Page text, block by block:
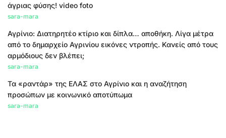
άγριας φύσης! video foto
sara-mara
Αγρίνιο: Διατηρητέο κτίριο και δίπλα… αποθήκη. Λίγα μέτρα
από το δημαρχείο Αγρινίου εικόνες ντροπής. Κανείς από τους
αρμόδιους δεν βλέπει;
sara-mara
Τα «ραντάρ» της ΕΛΑΣ στο Αγρίνιο και η αναζήτηση
προσώπων με κοινωνικό αποτύπωμα
sara-mara